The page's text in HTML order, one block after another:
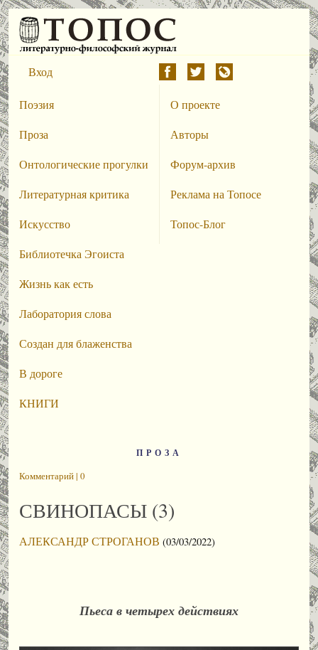
Вход
Поэзия
Проза
Онтологические прогулки
Литературная критика
Искусство
Библиотечка Эгоиста
Жизнь как есть
Лаборатория слова
Создан для блаженства
В дороге
КНИГИ
О проекте
Авторы
Форум-архив
Реклама на Топосе
Топос-Блог
ПРОЗА
Комментарий | 0
СВИНОПАСЫ (3)
АЛЕКСАНДР СТРОГАНОВ (03/03/2022)
Пьеса в четырех действиях